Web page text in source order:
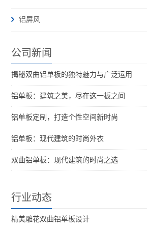
铝屏风
公司新闻
揭秘双曲铝单板的独特魅力与广泛运用
铝单板：建筑之美，尽在这一板之间
铝单板定制，打造个性空间新时尚
铝单板：现代建筑的时尚外衣
双曲铝单板：现代建筑的时尚之选
行业动态
精美雕花双曲铝单板设计